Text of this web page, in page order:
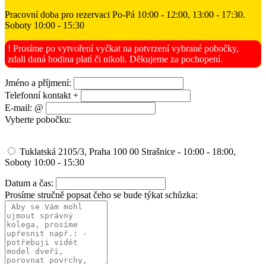
Pracovní doba pro rezervaci Po-Pá 10:00 - 12:00, 13:00 - 17:30.
Soboty 10:00 - 15:30
! Prosíme po vytvoření vyčkat na potvrzení vybrané pobočky,
zdali daná hodina platí či nikoli. Děkujeme za pochopení.
Jméno a příjmení:
Telefonní kontakt +
E-mail: @
Vyberte pobočku:
Tuklatská 2105/3, Praha 100 00 Strašnice - 10:00 - 18:00,
Soboty 10:00 - 15:30
Datum a čas:
Prosíme stručně popsat čeho se bude týkat schůzka: